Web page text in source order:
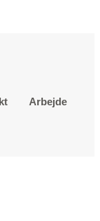
Arbejde